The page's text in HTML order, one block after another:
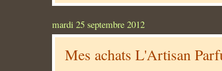
mardi 25 septembre 2012
Mes achats L'Artisan